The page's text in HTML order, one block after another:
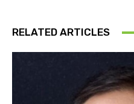
RELATED ARTICLES